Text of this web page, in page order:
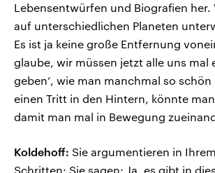
Lebensentwürfen und Biografien her.
auf unterschiedlichen Planeten
Es ist ja keine große Entfernung
glaube, wir müssen jetzt alle uns mal
geben‘, wie man manchmal so
einen Tritt in den Hintern, könnte
damit man mal in Bewegung
Koldehoff: Sie argumentieren in
Schritten: Sie sagen: Ja, es gibt in